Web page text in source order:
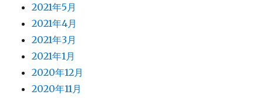
2021年5月
2021年4月
2021年3月
2021年1月
2020年12月
2020年11月